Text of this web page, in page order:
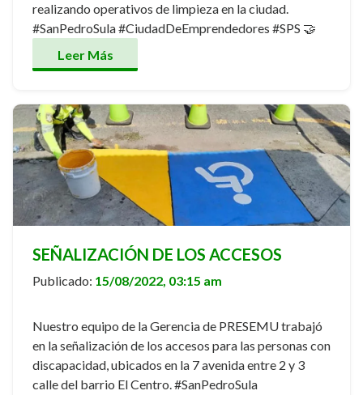
realizando operativos de limpieza en la ciudad.
#SanPedroSula #CiudadDeEmprendedores #SPS 🤝
Leer Más
SEÑALIZACIÓN DE LOS ACCESOS
Publicado: 15/08/2022, 03:15 am
Nuestro equipo de la Gerencia de PRESEMU trabajó
en la señalización de los accesos para las personas con
discapacidad, ubicados en la 7 avenida entre 2 y 3
calle del barrio El Centro. #SanPedroSula